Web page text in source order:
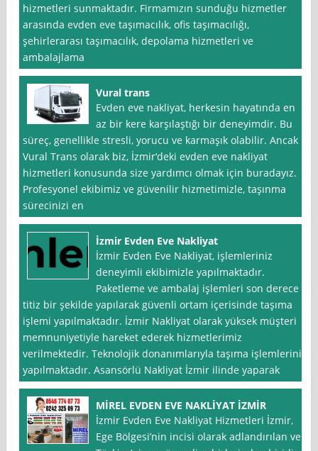
hizmetleri sunmaktadır. Firmamızın sunduğu hizmetler
arasında evden eve taşımacılık, ofis taşımacılığı,
şehirlerarası taşımacılık, depolama hizmetleri ve
ambalajlama
Vural trans
Evden eve nakliyat, herkesin hayatında en
az bir kere karşılaştığı bir deneyimdir. Bu
süreç, genellikle stresli, yorucu ve karmaşık olabilir. Ancak
Vural Trans olarak biz, İzmir‘deki evden eve nakliyat
hizmetleri konusunda size yardımcı olmak için buradayız.
Profesyonel ekibimiz ve güvenilir hizmetimizle, taşınma
sürecinizi en
İzmir Evden Eve Nakliyat
İzmir Evden Eve Nakliyat, işlemleriniz
deneyimli ekibimizle yapılmaktadır.
Paketleme ve ambalaj işlemleri son derece
titiz bir şekilde yapılarak güvenli ortam içerisinde taşıma
işlemi yapılmaktadır. İzmir Nakliyat olarak yüksek müşteri
memnuniyetiyle hareket ederek hizmetlerimiz
verilmektedir. Teknolojik donanımlarıyla taşıma işlemleriniz
yapılmaktadır. Asansörlü Nakliyat İzmir ilinde yaparak
MİREL EVDEN EVE NAKLİYAT İZMİR
İzmir Evden Eve Nakliyat Hizmetleri İzmir,
Ege Bölgesi’nin incisi olarak adlandırılan ve